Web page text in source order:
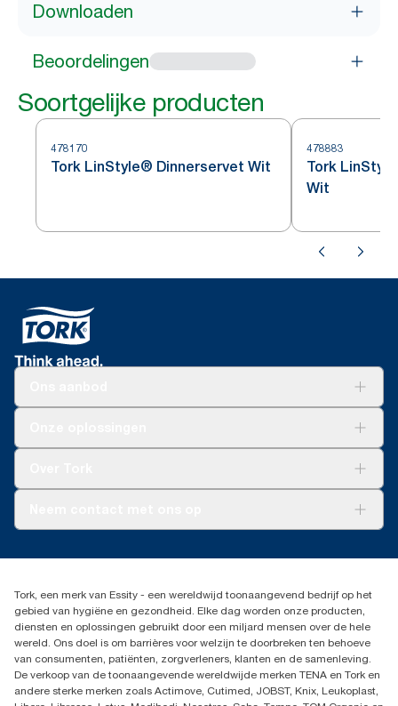
Downloaden
Beoordelingen
Soortgelijke producten
478170
Tork LinStyle® Dinnerservet Wit
478883
Tork
Wit
Productklacht
Dispenserklacht
030 - 698 46 66
Essity Netherlands B.V.
Arnhemse Bovenweg 120
3708 AH ZEIST
Nederland
Tork, een merk van Essity - een wereldwijd toonaangevend bedrijf op het
gebied van hygiëne en gezondheid. Elke dag worden onze producten,
diensten en oplossingen gebruikt door een miljard mensen over de hele
wereld. Ons doel is om barrières voor welzijn te doorbreken ten behoeve
van consumenten, patiënten, zorgverleners, klanten en de samenleving.
De verkoop van de toonaangevende wereldwijde merken TENA en Tork en
andere sterke merken zoals Actimove, Cutimed, JOBST, Knix, Leukoplast,